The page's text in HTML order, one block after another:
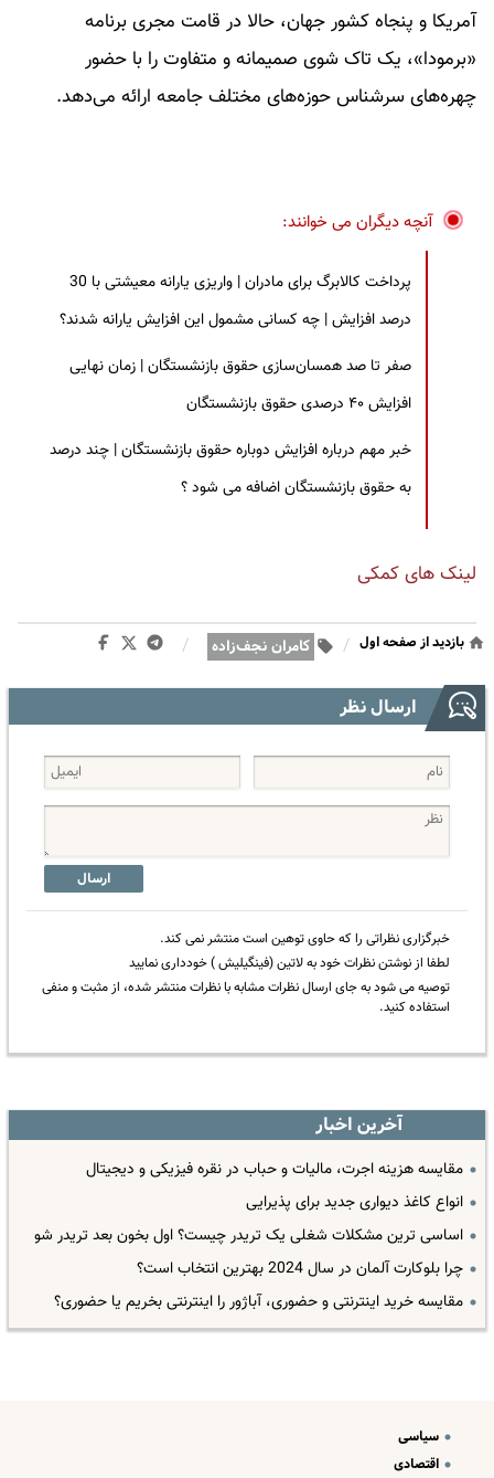
آمریکا و پنجاه کشور جهان، حالا در قامت مجری برنامه
«برمودا»، یک تاک شوی صمیمانه و متفاوت را با حضور
چهره‌های سرشناس حوزه‌های مختلف جامعه ارائه می‌دهد.
آنچه دیگران می خوانند:
پرداخت کالابرگ برای مادران | واریزی یارانه معیشتی با 30
درصد افزایش | چه کسانی مشمول این افزایش یارانه شدند؟
صفر تا صد همسان‌سازی حقوق بازنشستگان | زمان نهایی
افزایش ۴۰ درصدی حقوق بازنشستگان
خبر مهم درباره افزایش دوباره حقوق بازنشستگان | چند درصد
به حقوق بازنشستگان اضافه می شود ؟
لینک های کمکی
بازدید از صفحه اول / کامران نجف‌زاده /
ارسال نظر
ارسال
خبرگزاری نظراتی را که حاوی توهین است منتشر نمی کند.
لطفا از نوشتن نظرات خود به لاتین (فینگیلیش ) خودداری نمایید
توصیه می شود به جای ارسال نظرات مشابه با نظرات منتشر شده، از مثبت و منفی
استفاده کنید.
آخرین اخبار
مقایسه هزینه اجرت، مالیات و حباب در نقره فیزیکی و دیجیتال
انواع کاغذ دیواری جدید برای پذیرایی
اساسی ترین مشکلات شغلی یک تریدر چیست؟ اول بخون بعد تریدر شو
چرا بلوکارت آلمان در سال 2024 بهترین انتخاب است؟
مقایسه خرید اینترنتی و حضوری، آباژور را اینترنتی بخریم یا حضوری؟
سیاسی
اقتصادی